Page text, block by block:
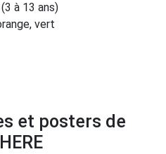
à 13 ans)
vert
et posters de